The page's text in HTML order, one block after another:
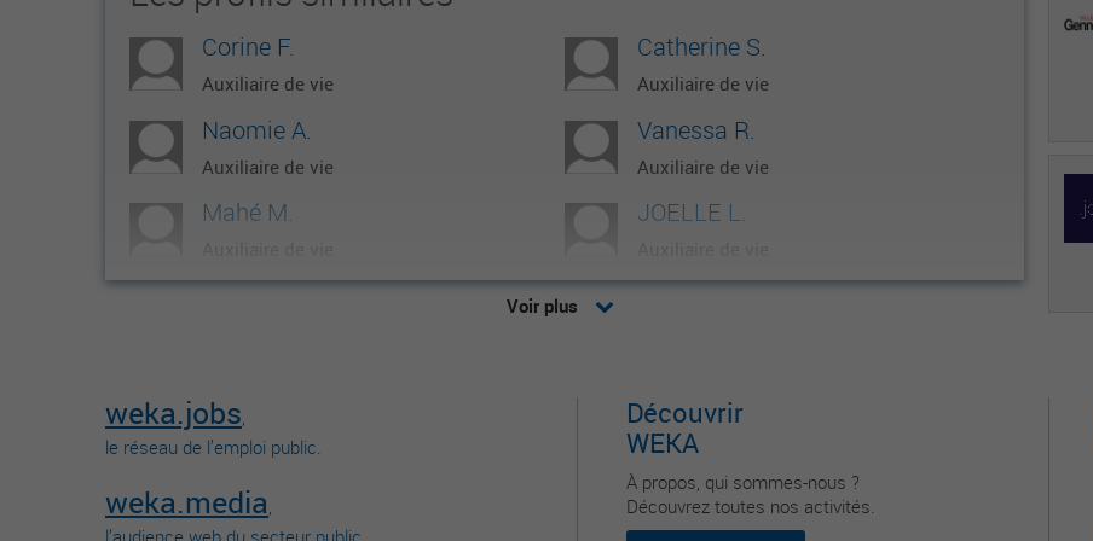
Corine F.
Auxiliaire de vie
Catherine S.
Auxiliaire de vie
Naomie A.
Auxiliaire de vie
Vanessa R.
Auxiliaire de vie
Mahé M. JOELLE L.
Maria Claire J. Saïda K.
Auxiliaire de vie Auxiliaire de vie
Voir plus
weka.jobs,
le réseau de l’emploi public.
weka.media,
l’audience web du secteur public.
Découvrir
WEKA
À propos, qui sommes-nous ?
Découvrez toutes nos activités.